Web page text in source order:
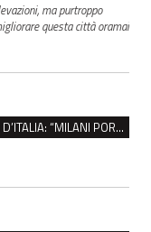
ma purtroppo
questa città oramai
HELLWATT, SCONTRO SENZA FINE. FRATELLI D’ITALIA: “MILANI PORTA DOCUMENTI, DE FRANCO INSULTI”